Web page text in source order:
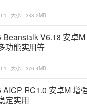
大小：388.2MB
Beanstalk V6.18 安卓
功能实用等
大小：376.4MB
AICP RC1.0 安卓M 增
定实用